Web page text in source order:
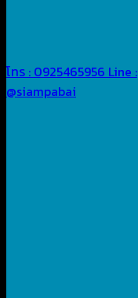
โทร : 0925465956 Line :
@siampabai